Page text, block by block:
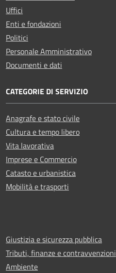
Uffici
Enti e fondazioni
Politici
Personale Amministrativo
Documenti e dati
CATEGORIE DI SERVIZIO
Anagrafe e stato civile
Cultura e tempo libero
Vita lavorativa
Imprese e Commercio
Catasto e urbanistica
Mobilità e trasporti
Giustizia e sicurezza pubblica
Tributi, finanze e contravvenzioni
Ambiente